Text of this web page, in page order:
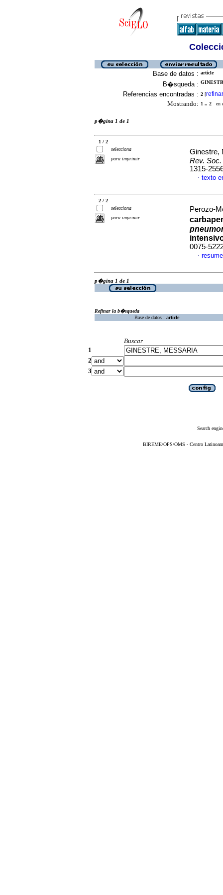
Base de datos : article
B�squeda :
Referencias encontradas : 2 [refinar
Mostrando: 1 .. 2 en
p�gina 1 de 1
1 / 2
selecciona
para imprimir
Ginestre,
Rev.
1315-
· texto
2 / 2
selecciona
para imprimir
Perozo-
0075-
·
p�gina 1 de 1
Refinar la b�squeda
Base de datos : article
Buscar
1
2
3
Search
BIREME/OPS/OMS - Centro